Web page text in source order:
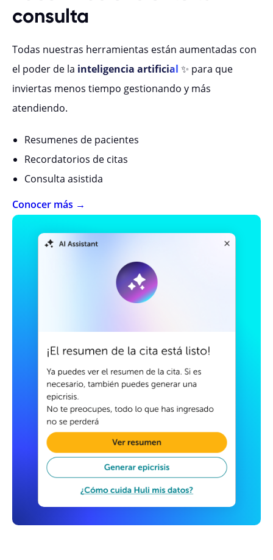
consulta
Todas nuestras herramientas están aumentadas con
el poder de la inteligencia artificial ✨ para que
inviertas menos tiempo gestionando y más
atendiendo.
Resumenes de pacientes
Recordatorios de citas
Consulta asistida
Conocer más →